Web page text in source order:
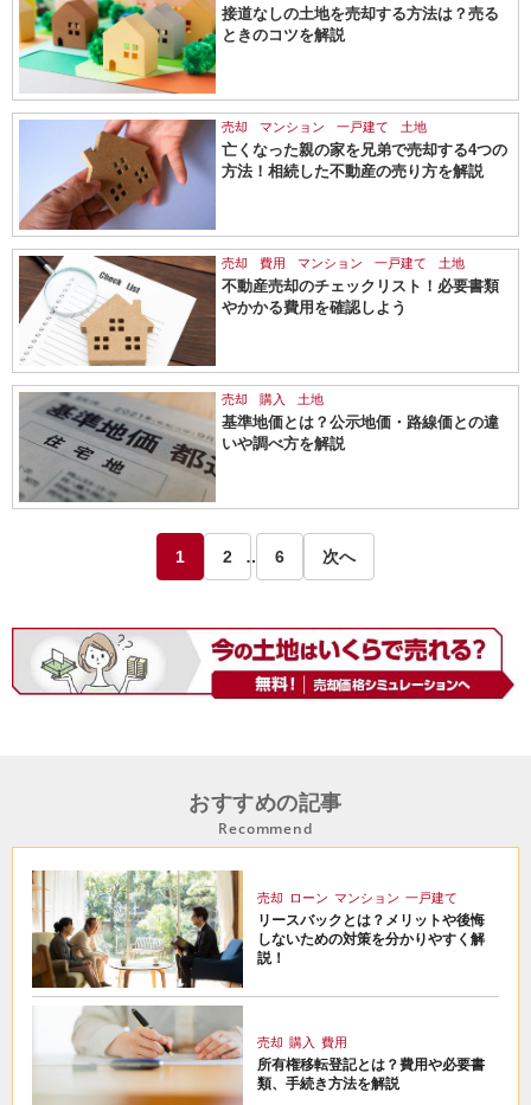
接道なしの土地を売却する方法は？売る
ときのコツを解説
売却 マンション 一戸建て 土地
亡くなった親の家を兄弟で売却する4つの
方法！相続した不動産の売り方を解説
売却 費用 マンション 一戸建て 土地
不動産売却のチェックリスト！必要書類
やかかる費用を確認しよう
売却 購入 土地
基準地価とは？公示地価・路線価との違
いや調べ方を解説
1 2 … 6 次へ
おすすめの記事
Recommend
売却 ローン マンション 一戸建て
リースバックとは？メリットや後悔
しないための対策を分かりやすく解
説！
売却 購入 費用
所有権移転登記とは？費用や必要書
類、手続き方法を解説